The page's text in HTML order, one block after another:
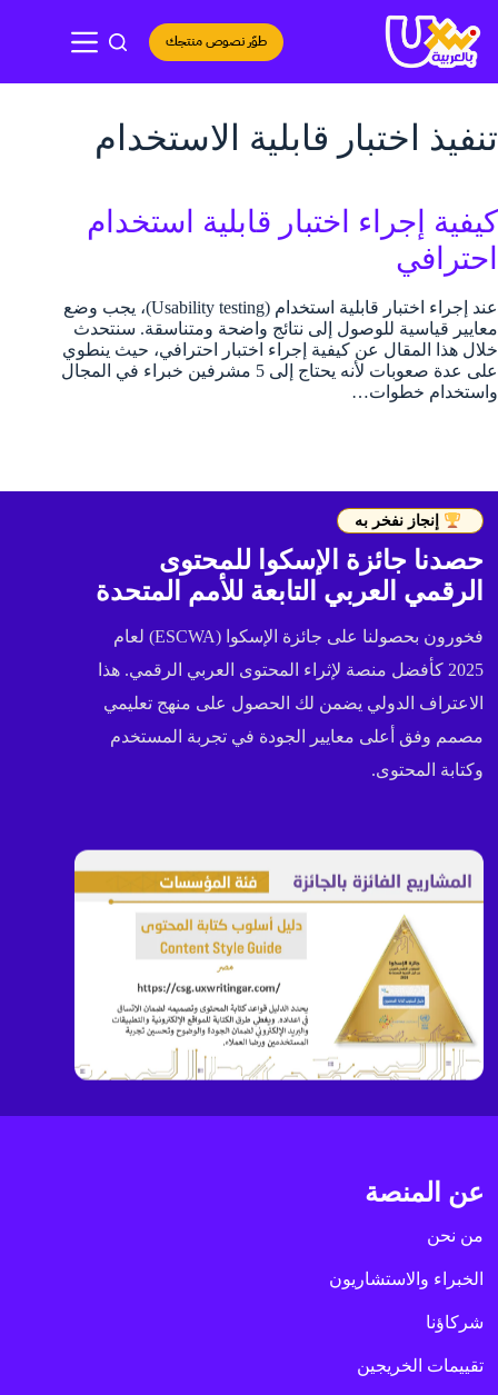
إلى
المحتوى
طوّر نصوص منتجك
تنفيذ اختبار قابلية الاستخدام
كيفية إجراء اختبار قابلية استخدام
احترافي
عند إجراء اختبار قابلية استخدام (Usability testing)، يجب وضع
معايير قياسية للوصول إلى نتائج واضحة ومتناسقة. سنتحدث
خلال هذا المقال عن كيفية إجراء اختبار احترافي، حيث ينطوي
على عدة صعوبات لأنه يحتاج إلى 5 مشرفين خبراء في المجال
واستخدام خطوات…
إنجاز نفخر به
حصدنا جائزة الإسكوا للمحتوى
الرقمي العربي التابعة للأمم المتحدة
فخورون بحصولنا على جائزة الإسكوا (ESCWA) لعام
2025 كأفضل منصة لإثراء المحتوى العربي الرقمي. هذا
الاعتراف الدولي يضمن لك الحصول على منهج تعليمي
مصمم وفق أعلى معايير الجودة في تجربة المستخدم
وكتابة المحتوى.
عن المنصة
من نحن
الخبراء والاستشاريون
شركاؤنا
تقييمات الخريجين